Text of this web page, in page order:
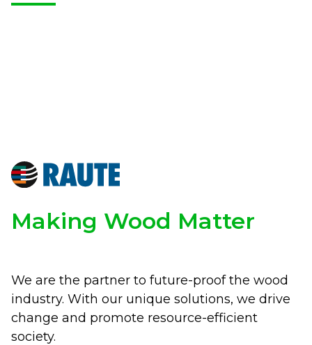
Making Wood Matter
We are the partner to future-proof the wood
industry. With our unique solutions, we drive
change and promote resource-efficient
society.